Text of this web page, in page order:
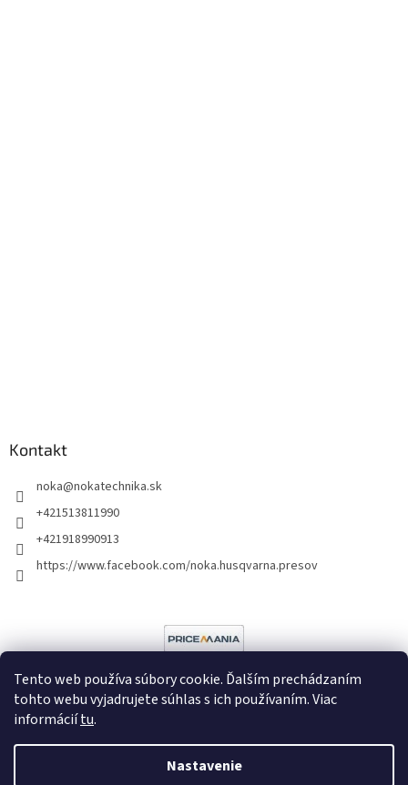
Tento web používa súbory cookie. Ďalším prechádzaním
tohto webu vyjadrujete súhlas s ich používaním. Viac
informáciítu.
Nastavenie
Kontakt
noka@nokatechnika.sk
+421513811990
+421918990913
https://www.facebook.com/noka.husqvarna.presov